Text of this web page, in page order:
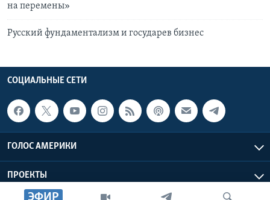
ЭФИР
на перемены»
Русский фундаментализм и государев бизнес
СОЦИАЛЬНЫЕ СЕТИ
ГОЛОС АМЕРИКИ
ПРОЕКТЫ